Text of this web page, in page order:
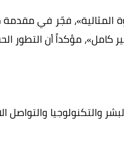
المثالية»، فجّر في
كامل»، مؤكداً أن التطور
والتكنولوجيا والتواصل